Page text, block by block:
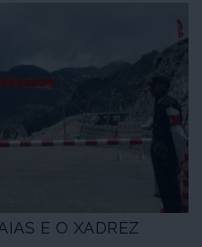
a Rússia e a China. Daí
por cima para a Ásia como
dificuldade em
Ocidente” da Ásia
E O XADREZ